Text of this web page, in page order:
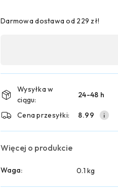
Darmowa dostawa od 229 zł!
płatność
i
dostawa
Wysyłka w
ciągu:
24-48 h
Cena przesyłki: 8.99
Więcej o produkcie
Waga: 0.1 kg